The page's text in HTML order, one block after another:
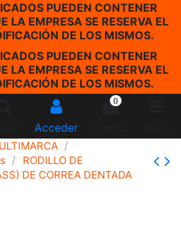
PUEDEN CONTENER
LA EMPRESA SE RESERVA EL
DE LOS MISMOS.
PUEDEN CONTENER
LA EMPRESA SE RESERVA EL
DE LOS MISMOS.
Acceder
0
RODILLO DE
DE CORREA DENTADA